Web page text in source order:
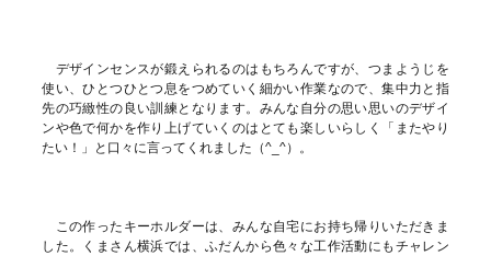
デザインセンスが鍛えられるのはもちろんですが、つまようじを
使い、ひとつひとつ息をつめていく細かい作業なので、集中力と指
先の巧緻性の良い訓練となります。みんな自分の思い思いのデザイ
ンや色で何かを作り上げていくのはとても楽しいらしく「またやり
たい！」と口々に言ってくれました（^_^）。
この作ったキーホルダーは、みんな自宅にお持ち帰りいただきま
した。くまさん横浜では、ふだんから色々な工作活動にもチャレン